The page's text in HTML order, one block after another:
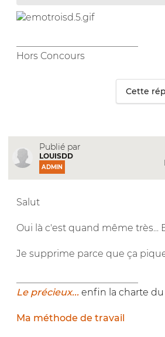
Hors Concours
Cette
Publié par
LOUISDD
ADMIN
Salut
Oui là c'est quand même très...
Je supprime parce que ça
Le précieux... enfin la charte
Ma méthode de travail